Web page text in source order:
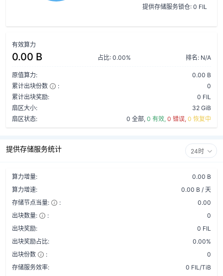
提供存储服务锁仓: 0 FIL
有效算力
0.00 B 占比: 0.00% 排名: N/A
原值算力:
0.00 B
累计出块份数
:
0
累计出块奖励:
0 FIL
扇区大小:
32 GiB
扇区状态:
0 全部, 0 有效, 0 错误, 0 恢复中
提供存储服务统计 24时
算力增量:
0.00 B
算力增速:
0.00 B / 天
存储节点当量:
:
0.00
出块数量:
:
0
出块奖励:
0 FIL
出块奖励占比:
0.00%
出块份数
:
0
存储服务效率:
0 FIL/TiB